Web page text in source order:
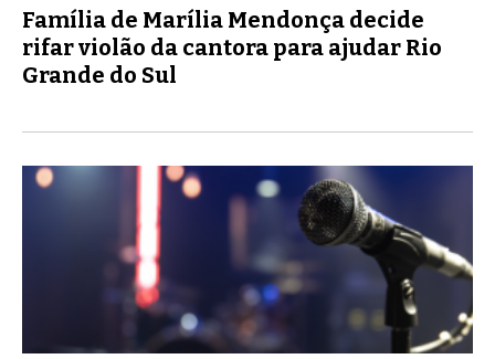
Família de Marília Mendonça decide
rifar violão da cantora para ajudar Rio
Grande do Sul